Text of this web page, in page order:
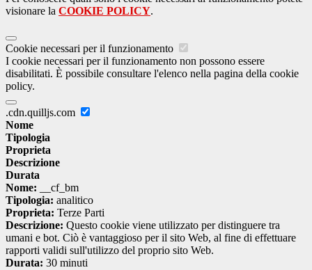
visionare la COOKIE POLICY.
Cookie necessari per il funzionamento
I cookie necessari per il funzionamento non possono essere
disabilitati. È possibile consultare l'elenco nella pagina della cookie
policy.
.cdn.quilljs.com
Nome
Tipologia
Proprieta
Descrizione
Durata
Nome: __cf_bm
Tipologia: analitico
Proprieta: Terze Parti
Descrizione: Questo cookie viene utilizzato per distinguere tra
umani e bot. Ciò è vantaggioso per il sito Web, al fine di effettuare
rapporti validi sull'utilizzo del proprio sito Web.
Durata: 30 minuti